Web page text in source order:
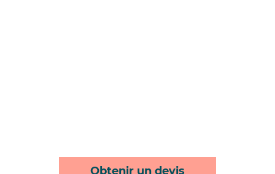
Obtenir un devis